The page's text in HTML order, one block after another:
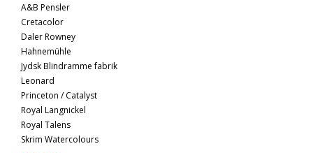
A&B Pensler
Cretacolor
Daler Rowney
Hahnemühle
Jydsk Blindramme fabrik
Leonard
Princeton / Catalyst
Royal Langnickel
Royal Talens
Skrim Watercolours